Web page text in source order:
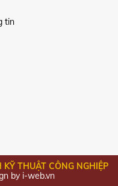
tin
THUẬT CÔNG NGHIỆP
by i-web.vn